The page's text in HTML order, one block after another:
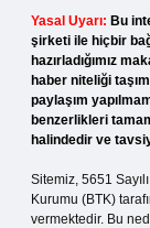
Yasal Uyarı: Bu
şirketi ile hiçbir
hazırladığımız
haber niteliği
paylaşım
benzerlikleri
halindedir ve
Sitemiz, 5651
Kurumu (BTK)
vermektedir. Bu